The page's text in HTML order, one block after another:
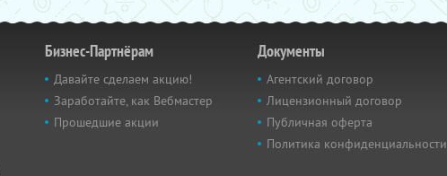
Бизнес-Партнёрам
Давайте сделаем акцию!
Заработайте, как Вебмастер
Прошедшие акции
Документы
Агентский договор
Лицензионный договор
Публичная оферта
Политика конфиденциальности